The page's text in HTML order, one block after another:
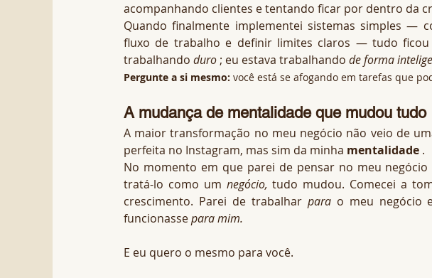
acompanhando clientes e tentando ficar por dentro da
Quando finalmente implementei sistemas simples —
fluxo de trabalho e definir limites claros — tudo ficou
trabalhando duro ; eu estava trabalhando de forma
Pergunte a si mesmo: você está se afogando em tarefas que
A mudança de mentalidade que mudou tudo
A maior transformação no meu negócio não veio de
perfeita no Instagram, mas sim da minha mentalidade .
No momento em que parei de pensar no meu
tratá-lo como um negócio, tudo mudou. Comecei a
crescimento. Parei de trabalhar para o meu negócio
funcionasse para mim.
E eu quero o mesmo para você.